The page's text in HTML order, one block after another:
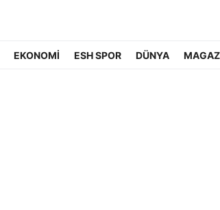
EKONOMİ ESH SPOR DÜNYA